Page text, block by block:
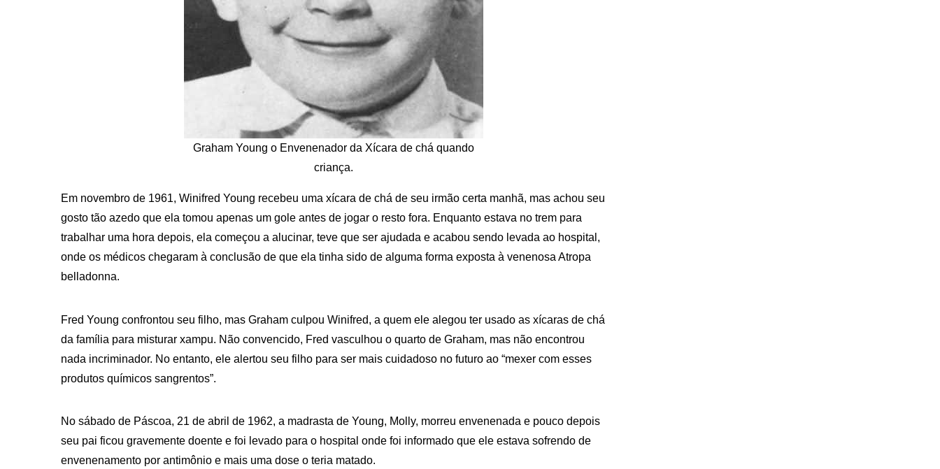
Graham Young o Envenenador da Xícara de chá quando
criança.
Em novembro de 1961, Winifred Young recebeu uma xícara de chá de seu irmão certa manhã, mas achou seu
gosto tão azedo que ela tomou apenas um gole antes de jogar o resto fora. Enquanto estava no trem para
trabalhar uma hora depois, ela começou a alucinar, teve que ser ajudada e acabou sendo levada ao hospital,
onde os médicos chegaram à conclusão de que ela tinha sido de alguma forma exposta à venenosa Atropa
belladonna.
Fred Young confrontou seu filho, mas Graham culpou Winifred, a quem ele alegou ter usado as xícaras de chá
da família para misturar xampu. Não convencido, Fred vasculhou o quarto de Graham, mas não encontrou
nada incriminador. No entanto, ele alertou seu filho para ser mais cuidadoso no futuro ao “mexer com esses
produtos químicos sangrentos”.
No sábado de Páscoa, 21 de abril de 1962, a madrasta de Young, Molly, morreu envenenada e pouco depois
seu pai ficou gravemente doente e foi levado para o hospital onde foi informado que ele estava sofrendo de
envenenamento por antimônio e mais uma dose o teria matado.